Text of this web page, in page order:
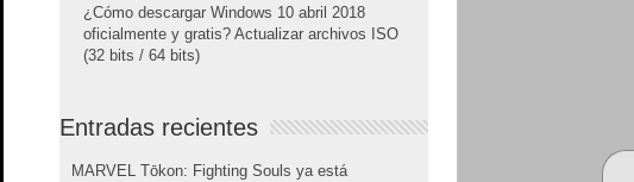
¿Cómo descargar Windows 10 abril 2018
oficialmente y gratis? Actualizar archivos ISO
(32 bits / 64 bits)
Entradas recientes
MARVEL Tōkon: Fighting Souls ya está